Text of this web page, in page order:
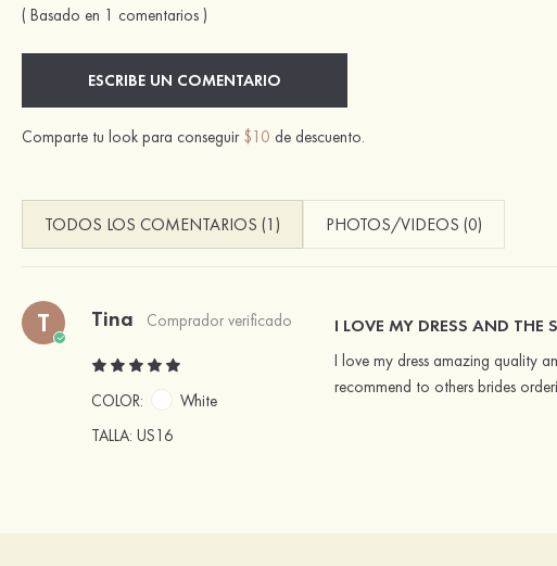
( Basado en 1 comentarios )
ESCRIBE UN COMENTARIO
Comparte tu look para conseguir $10 de descuento.
TODOS LOS COMENTARIOS (1) PHOTOS/VIDEOS (0)
T Tina Comprador verificado
COLOR:
White
TALLA: US16
I LOVE MY DRESS AND THE
I love my dress amazing quality
recommend to others brides